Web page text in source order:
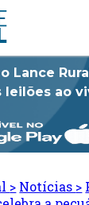
Lance
leilões ao
> Notícias >